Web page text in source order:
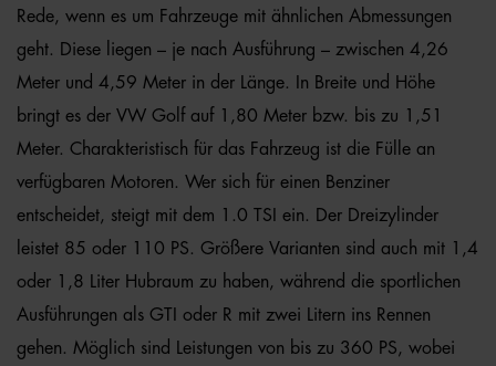
Rede, wenn es um Fahrzeuge mit ähnlichen Abmessungen
geht. Diese liegen – je nach Ausführung – zwischen 4,26
Meter und 4,59 Meter in der Länge. In Breite und Höhe
bringt es der VW Golf auf 1,80 Meter bzw. bis zu 1,51
Meter. Charakteristisch für das Fahrzeug ist die Fülle an
verfügbaren Motoren. Wer sich für einen Benziner
entscheidet, steigt mit dem 1.0 TSI ein. Der Dreizylinder
leistet 85 oder 110 PS. Größere Varianten sind auch mit 1,4
oder 1,8 Liter Hubraum zu haben, während die sportlichen
Ausführungen als GTI oder R mit zwei Litern ins Rennen
gehen. Möglich sind Leistungen von bis zu 360 PS, wobei